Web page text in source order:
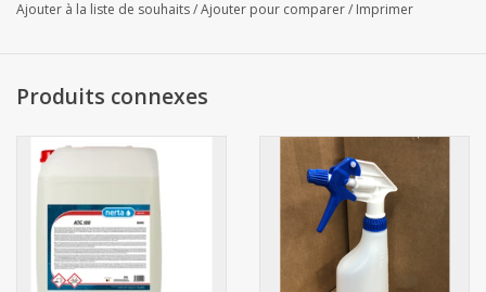
Ajouter à la liste de souhaits/Ajouter pour comparer/ Imprimer
Produits connexes